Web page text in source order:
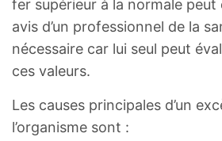
fer supérieur à la normale peut
avis d’un professionnel de la
nécessaire car lui seul peut
ces valeurs.
Les causes principales d’un
l’organisme sont :